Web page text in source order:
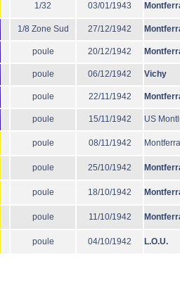
1/32 03/01/1943
1/8 Zone Sud 27/12/1942
poule 20/12/1942
poule 06/12/1942 Vichy
poule 22/11/1942
poule 15/11/1942 US
poule 08/11/1942
poule 25/10/1942
poule 18/10/1942
poule 11/10/1942
poule 04/10/1942 L.O.U.